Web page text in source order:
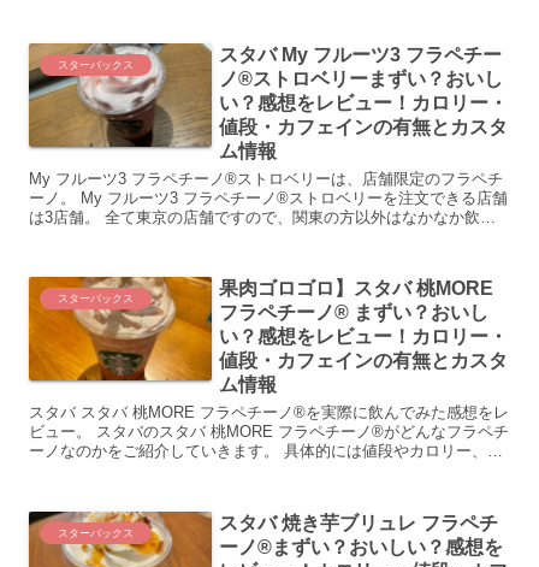
スターバックス
スタバ My フルーツ3 フラペチー
ノ®ストロベリーまずい？おいし
い？感想をレビュー！カロリー・
値段・カフェインの有無とカスタ
ム情報
My フルーツ3 フラペチーノ®ストロベリーは、店舗限定のフラペチ
ーノ。 My フルーツ3 フラペチーノ®ストロベリーを注文できる店舗
は3店舗。 全て東京の店舗ですので、関東の方以外はなかなか飲め
スターバックス
果肉ゴロゴロ】スタバ 桃MORE
フラペチーノ® まずい？おいし
い？感想をレビュー！カロリー・
値段・カフェインの有無とカスタ
ム情報
スタバ スタバ 桃MORE フラペチーノ®を実際に飲んでみた感想をレ
ビュー。 スタバのスタバ 桃MORE フラペチーノ®がどんなフラペチ
ーノなのかをご紹介していきます。 具体的には値段やカロリー、糖
スターバックス
スタバ 焼き芋ブリュレ フラペチ
ーノ®まずい？おいしい？感想を